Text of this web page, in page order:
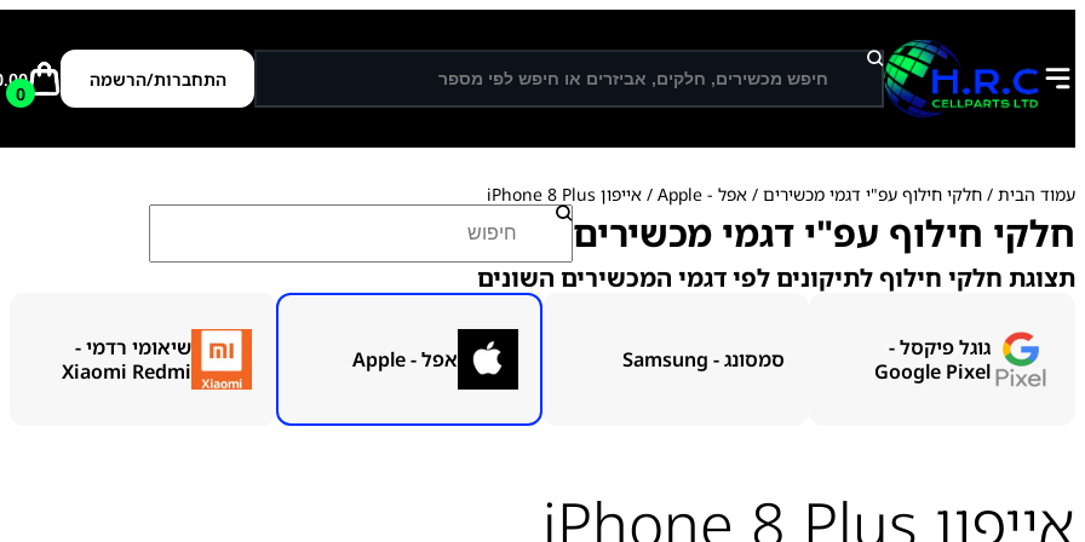
ח
י
פ
התחברות/הרשמה
0
עמוד הבית / חלקי חילוף עפ"י דגמי מכשירים / אפל - Apple / אייפון iPhone 8 Plus
חלקי חילוף עפ"י דגמי מכשיריםח
פ
ו
תצוגת חלקי חילוף לתיקונים לפי דגמי המכשירים השונים
גוגל פיקסל -
Google Pixel
סמסונג - Samsung אפל - Apple
שיאומי רדמי -
Xiaomi Redmi
אייפון iPhone 8 Plus